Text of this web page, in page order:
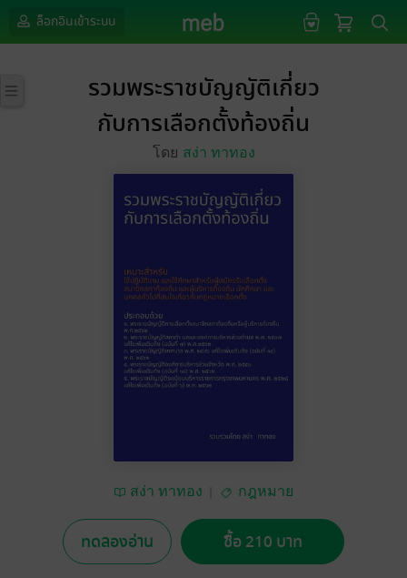
ล็อกอินเข้าระบบ
รวมพระราชบัญญัติเกี่ยว
กับการเลือกตั้งท้องถิ่น
โดย สง่า ทาทอง
สง่า ทาทอง กฎหมาย
ทดลองอ่าน ซื้อ 210 บาท